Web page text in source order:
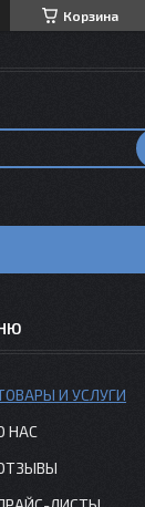
Корзина
И УСЛУГИ
НАС